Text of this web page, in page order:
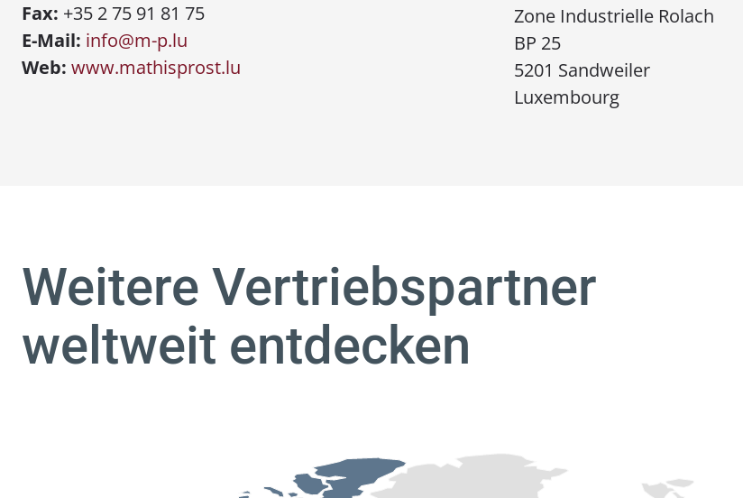
Fax: +35 2 75 91 81 75
E-Mail: info@m-p.lu
Web: www.mathisprost.lu
Zone Industrielle Rolach
BP 25
5201 Sandweiler
Luxembourg
Weitere Vertriebspartner
weltweit entdecken